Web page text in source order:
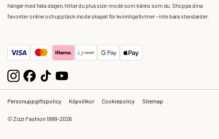
hänger med hela dagen, hittar du plus size-mode som känns som du. Shoppa dina
favoriter online och upptäck mode skapat för kvinnliga former – inte bara standarder.
Personuppgiftspolicy Köpvillkor Cookiepolicy Sitemap
© Zizzi Fashion 1999-2026